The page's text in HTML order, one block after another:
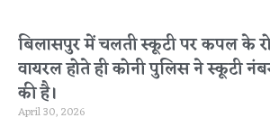
बिलासपुर में चलती स्कूटी पर कपल के
वायरल होते ही कोनी पुलिस ने स्कूटी
की है।
April 30, 2026